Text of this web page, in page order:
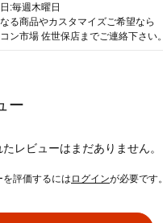
:毎週木曜日
る商品やカスタマイズご希望なら
ン市場 佐世保店までご連絡下さい。
ー
レビューはまだありません。
を評価するには ログインが必要です。